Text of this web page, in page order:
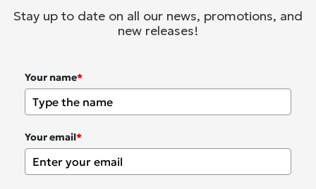
Stay up to date on all our news, promotions, and
new releases!
Your name*
Your email*